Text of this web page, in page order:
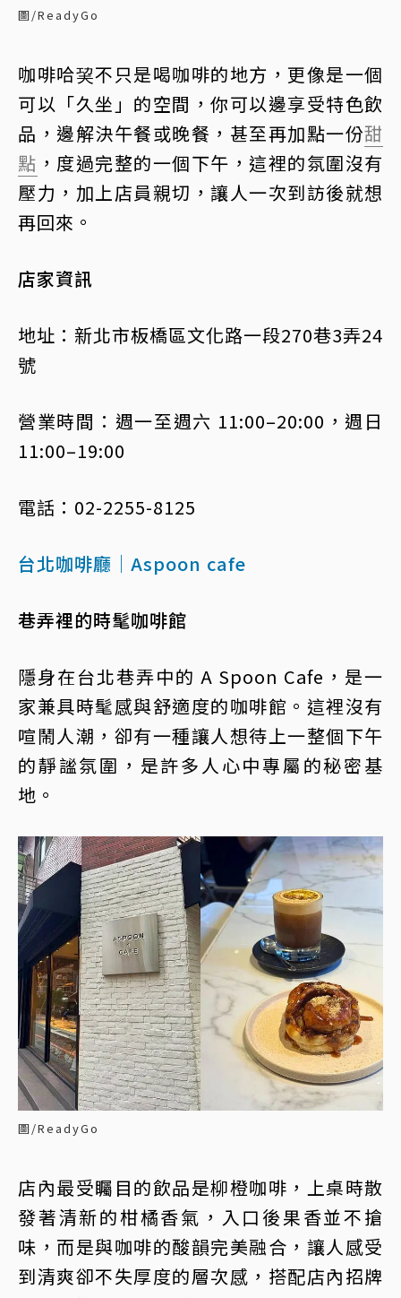
圖/ReadyGo
咖啡哈巭不只是喝咖啡的地方，更像是一個
可以「久坐」的空間，你可以邊享受特色飲
品，邊解決午餐或晚餐，甚至再加點一份甜
點 ，度過完整的一個下午，這裡的氛圍沒有
壓力，加上店員親切，讓人一次到訪後就想
再回來。
店家資訊
地址：新北市板橋區文化路一段270巷3弄24
號
營業時間：週一至週六 11:00–20:00，週日
11:00–19:00
電話：02-2255-8125
台北咖啡廳｜Aspoon cafe
巷弄裡的時髦咖啡館
隱身在台北巷弄中的 A Spoon Cafe，是一
家兼具時髦感與舒適度的咖啡館。這裡沒有
喧鬧人潮，卻有一種讓人想待上一整個下午
的靜謐氛圍，是許多人心中專屬的秘密基
地。
圖/ReadyGo
店內最受矚目的飲品是柳橙咖啡，上桌時散
發著清新的柑橘香氣，入口後果香並不搶
味，而是與咖啡的酸韻完美融合，讓人感受
到清爽卻不失厚度的層次感，搭配店內招牌